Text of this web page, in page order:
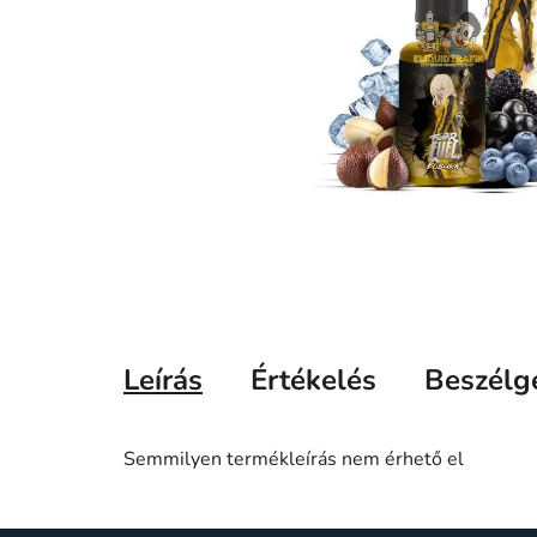
Leírás Értékelés
Semmilyen termékleírás nem érhető el